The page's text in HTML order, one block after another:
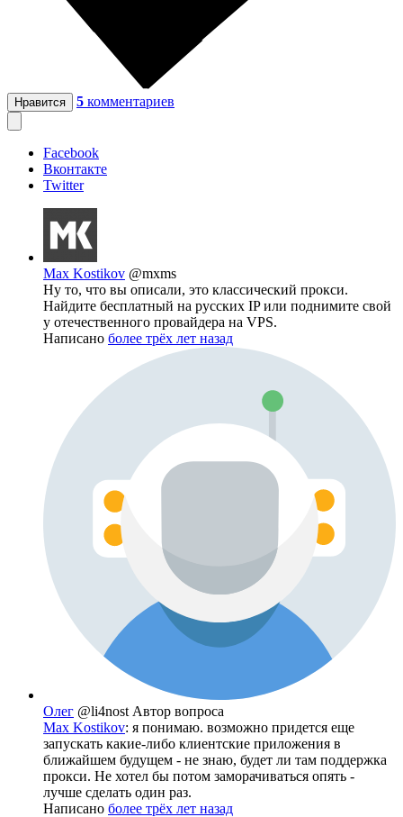
Нравится 5 комментариев
Facebook
Вконтакте
Twitter
Max Kostikov @mxms
Ну то, что вы описали, это классический прокси.
Найдите бесплатный на русских IP или поднимите свой
у отечественного провайдера на VPS.
Написано более трёх лет назад
Олег @li4nost Автор вопроса
Max Kostikov: я понимаю. возможно придется еще
запускать какие-либо клиентские приложения в
ближайшем будущем - не знаю, будет ли там поддержка
прокси. Не хотел бы потом заморачиваться опять -
лучше сделать один раз.
Написано более трёх лет назад